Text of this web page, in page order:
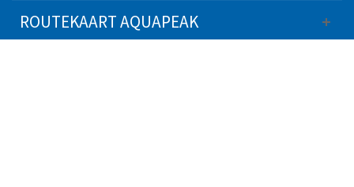
ROUTEKAART AQUAPEAK